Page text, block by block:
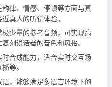
韵律、情感、停顿等方面与真
真人的听觉体验。
极少量的参考音频，可实现高
刻说话者的音色和风格。
时合成能力，适合实时交互场
等。
语，能够满足多语言环境下的